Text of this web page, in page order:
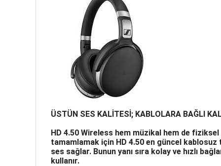
ÜSTÜN SES KALİTESİ; KABLOLARA BAĞLI
HD 4.50 Wireless hem müzikal hem de
tamamlamak için HD 4.50 en güncel
ses sağlar. Bunun yanı sıra kolay ve hızlı
kullanır.